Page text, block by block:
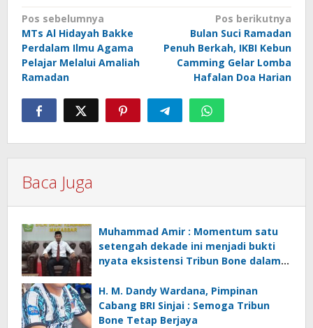
Navigasi
pos
Pos sebelumnya
MTs Al Hidayah Bakke
Perdalam Ilmu Agama
Pelajar Melalui Amaliah
Ramadan
Pos berikutnya
Bulan Suci Ramadan
Penuh Berkah, IKBI Kebun
Camming Gelar Lomba
Hafalan Doa Harian
Baca Juga
Muhammad Amir : Momentum satu
setengah dekade ini menjadi bukti
nyata eksistensi Tribun Bone dalam
pembangunan di Kabupaten Bone
H. M. Dandy Wardana, Pimpinan
Cabang BRI Sinjai : Semoga Tribun
Bone Tetap Berjaya